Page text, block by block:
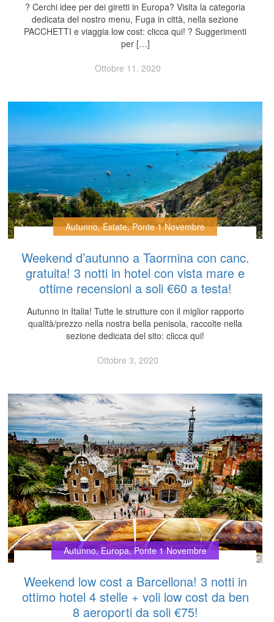
? Cerchi idee per dei giretti in Europa? Visita la categoria
dedicata del nostro menu, Fuga in città, nella sezione
PACCHETTI e viaggia low cost: clicca qui! ? Suggerimenti
per […]
Ottobre 11, 2020
Autunno,Estate,Ponte 1 Novembre
Weekend d’autunno a Taormina con canc.
gratuita! 3 notti in hotel con vista mare e
ottime recensioni a soli €60 a testa!
Autunno in Italia! Tutte le strutture con il miglior rapporto
qualità/prezzo nella nostra bella penisola, raccolte nella
sezione dedicata del sito: clicca qui!
Ottobre 3, 2020
Autunno,Europa,Ponte 1 Novembre
Weekend low cost a Barcellona! 3 notti in
ottimo hotel 4 stelle + voli low cost da ben
8 aeroporti da soli €75!